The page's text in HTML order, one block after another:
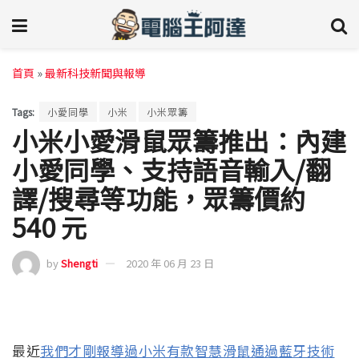
首頁 »最新科技新聞與報導
Tags: 小愛同學 小米 小米眾籌
小米小愛滑鼠眾籌推出：內建
小愛同學、支持語音輸入/翻
譯/搜尋等功能，眾籌價約
540 元
byShengti 2020 年 06 月 23 日
最近我們才剛報導過小米有款智慧滑鼠通過藍牙技術